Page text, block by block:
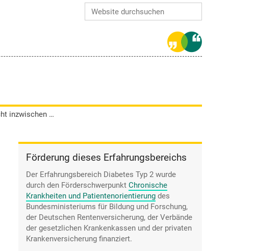
Erweiterte Suche…
Helga Meier nimmt ihr Gewicht inzwischen als unveränderlich hin. Ihr Arzt hat es aufgegeben, ihr Vorhaltungen zu machen.
Förderung dieses Erfahrungsbereichs
Der Erfahrungsbereich Diabetes Typ 2 wurde
durch den Förderschwerpunkt Chronische
Krankheiten und Patientenorientierung des
Bundesministeriums für Bildung und Forschung,
der Deutschen Rentenversicherung, der Verbände
der gesetzlichen Krankenkassen und der privaten
Krankenversicherung finanziert.